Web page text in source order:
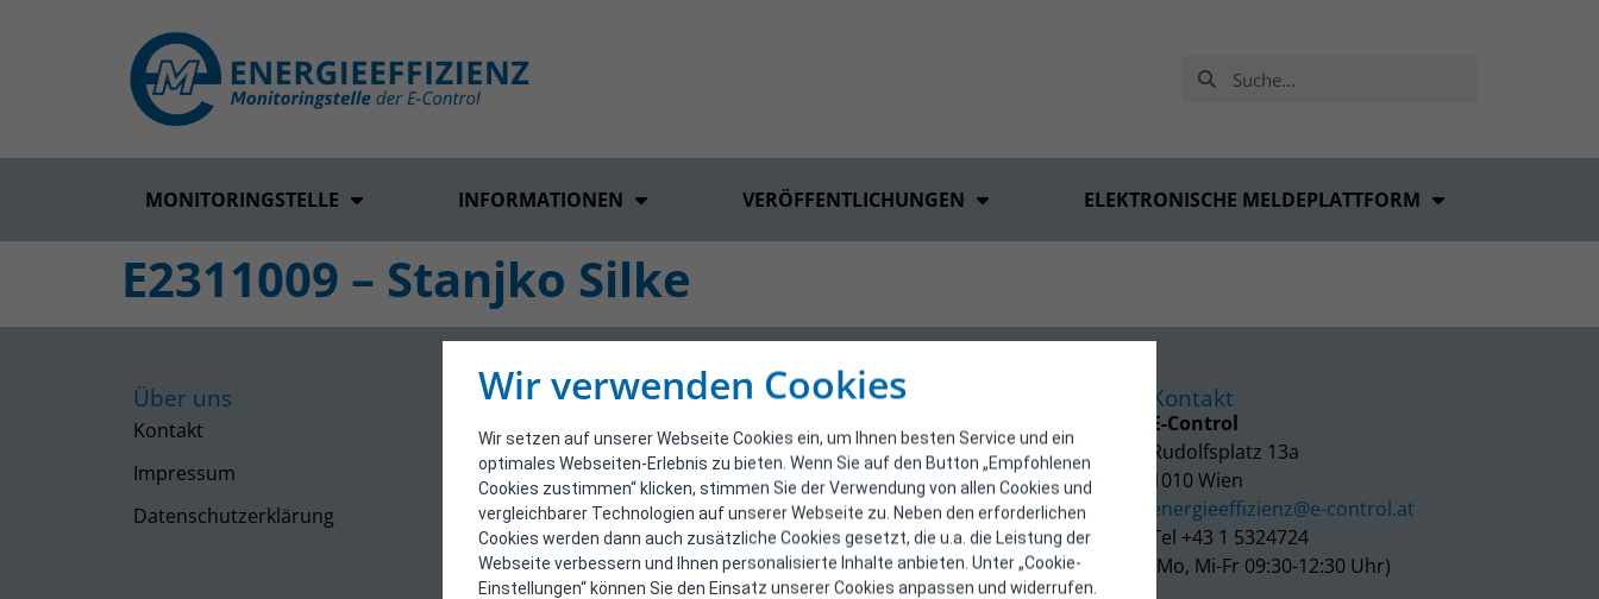
Wir verwenden Cookies
Wir setzen auf unserer Webseite Cookies ein, um Ihnen besten Service und ein
optimales Webseiten-Erlebnis zu bieten. Wenn Sie auf den Button „Empfohlenen
Cookies zustimmen“ klicken, stimmen Sie der Verwendung von allen Cookies und
vergleichbarer Technologien auf unserer Webseite zu. Neben den erforderlichen
Cookies werden dann auch zusätzliche Cookies gesetzt, die u.a. die Leistung der
Webseite verbessern und Ihnen personalisierte Inhalte anbieten. Unter „Cookie-
Einstellungen“ können Sie den Einsatz unserer Cookies anpassen und widerrufen.
MONITORINGSTELLE INFORMATIONEN VERÖFFENTLICHUNGEN ELEKTRONISCHE MELDEPLATTFORM
E2311009 – Stanjko Silke
Über uns
Kontakt
Impressum
Datenschutzerklärung
Kontakt
E-Control
Rudolfsplatz 13a
1010 Wien
energieeffizienz@e-control.at
Tel +43 1 5324724
(Mo, Mi-Fr 09:30-12:30 Uhr)